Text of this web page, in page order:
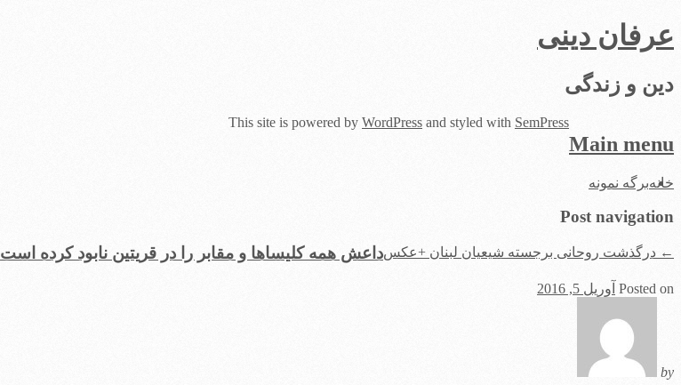
عرفان دینی
دین و زندگی
Main menu
Skip
content
خانهبرگه نمونه
Post navigation
← درگذشت روحانی برجسته شیعیان لبنان +عکسداعش همه کلیساها و مقابر را در قریتین نابود کرده است
Posted on آوریل 5, 2016
by
This site is powered by WordPress and styled with SemPress